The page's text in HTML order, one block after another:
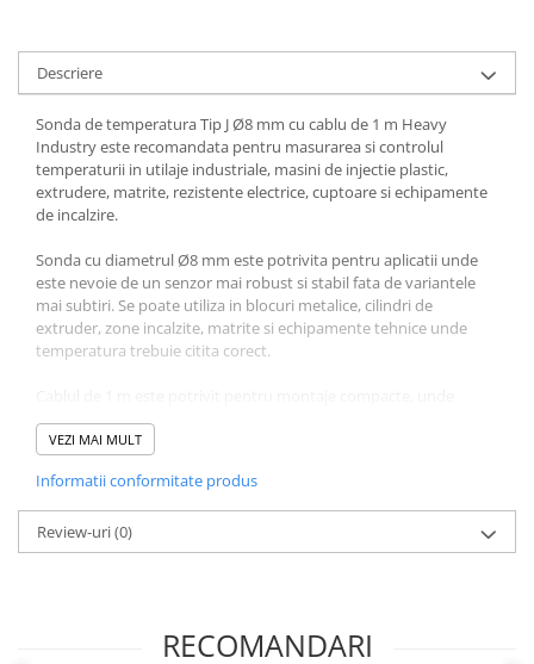
Descriere
Sonda de temperatura Tip J Ø8 mm cu cablu de 1 m Heavy
Industry este recomandata pentru masurarea si controlul
temperaturii in utilaje industriale, masini de injectie plastic,
extrudere, matrite, rezistente electrice, cuptoare si echipamente
de incalzire.
Sonda cu diametrul Ø8 mm este potrivita pentru aplicatii unde
este nevoie de un senzor mai robust si stabil fata de variantele
mai subtiri. Se poate utiliza in blocuri metalice, cilindri de
extruder, zone incalzite, matrite si echipamente tehnice unde
temperatura trebuie citita corect.
regulatorul de temperatura, panoul electric sau cutia de
comanda se afla aproape de punctul de masurare.
Constructia Heavy Industry este potrivita pentru utilizare zilnica
in medii industriale, service-uri, fabrici si ateliere de mentenanta.
Produsul este recomandat pentru inlocuirea senzorilor defecti,
reparatii rapide si stoc tehnic.
de comanda, verificati tipul senzorului, diametrul Ø8 mm,
VEZI MAI MULT
Informatii conformitate produs
Review-uri(0)
RECOMANDARI